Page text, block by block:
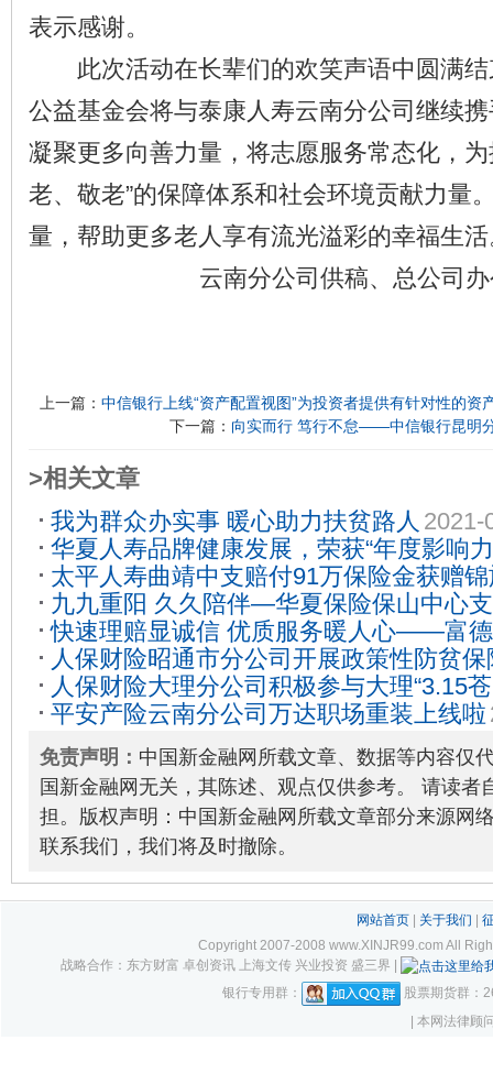
表示感谢。
此次活动在长辈们的欢笑声语中圆满结
公益基金会将与泰康人寿云南分公司继续
凝聚更多向善力量，将志愿服务常态化，
老、敬老”的保障体系和社会环境贡献力量
量，帮助更多老人享有流光溢彩的幸福生
云南分公司供稿、总公司办
上一篇： 中信银行上线“资产配置视图”为投资者提供有针对性的资
下一篇： 向实而行 笃行不怠——中信银行昆明
>相关文章
我为群众办实事 暖心助力扶贫路人 2021-
华夏人寿品牌健康发展，荣获“年度影响
17
太平人寿曲靖中支赔付91万保险金获赠
九九重阳 久久陪伴—华夏保险保山中心
行动2020-11-16
快速理赔显诚信 优质服务暖人心——富
快速理赔12万元2020-10-19
人保财险昭通市分公司开展政策性防贫
2021-12-16
人保财险大理分公司积极参与大理“3.15
2022-03-17
平安产险云南分公司万达职场重装上线啦
免责声明： 中国新金融网所载文章、数据等内容仅
国新金融网无关，其陈述、观点仅供参考。 请读者
担。版权声明：中国新金融网所载文章部分来源网
联系我们，我们将及时撤除。
网站首页| 关于我们
Copyright 2007-2008 www.XINJR99.com All
战略合作：东方财富 卓创资讯 上海文传 兴业投资 盛三界 |
银行专用群：
股票期货群：
| 本网法律顾